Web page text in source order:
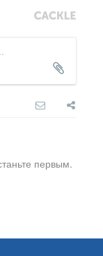
первым.